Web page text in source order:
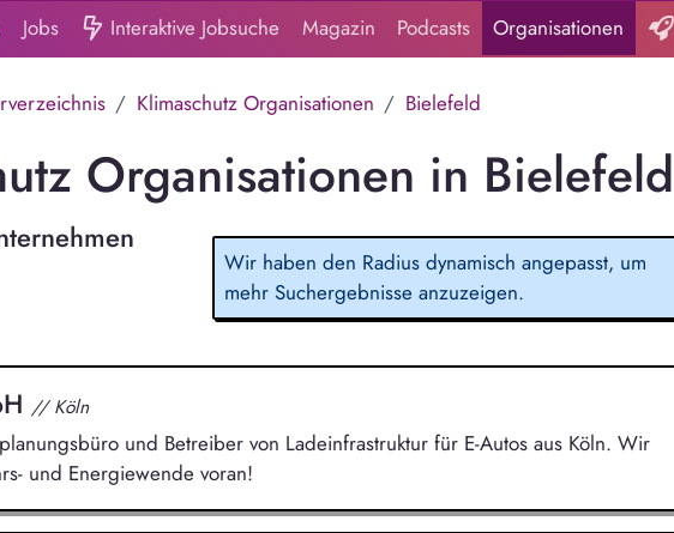
Jobs Interaktive Jobsuche Magazin Podcasts Organisationen
Klimaschutz Organisationen Bielefeld
Organisationen in Bielefeld
Wir haben den Radius dynamisch angepasst, um
mehr Suchergebnisse anzuzeigen.
// Köln
und Betreiber von Ladeinfrastruktur für E-Autos aus Köln. Wir
und Energiewende voran!